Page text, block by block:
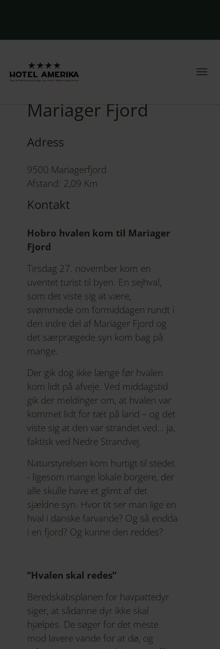
Hvalen i Hobro og
Mariager Fjord
Adress
9500 Mariagerfjord
Afstand: 2,09 Km
Kontakt
Hobro hvalen kom til Mariager
Fjord
Tirsdag 27. november kom en
uventet turist til byen. En sejhval,
som det viste sig at være,
svømmede om formiddagen rundt i
den indre del af Mariager Fjord og
det særprægede syn kom bag på
mange.
Der gik dog ikke længe før hvalen
kom lidt på afveje. Ved middagstid
gik der meldinger om, at hvalen var
kommet lidt for tæt på land – og det
viste sig at den var strandet ved… ja,
faktisk ved Nedre Strandvej.
Naturstyrelsen kom hurtigt til stedet
- ligesom mange lokale borgere, der
alle skulle have et glimt af det
sjældne syn. Hvor tit ser man lige en
hval i danske farvande? Og så endda
i en fjord? Og kunne den reddes?
”Hvalen skal redes”
Beredskabsplanen for havpattedyr
siger, at sådanne dyr ikke skal
hjælpes. De søger for det meste
mod lavere vande for at dø, og